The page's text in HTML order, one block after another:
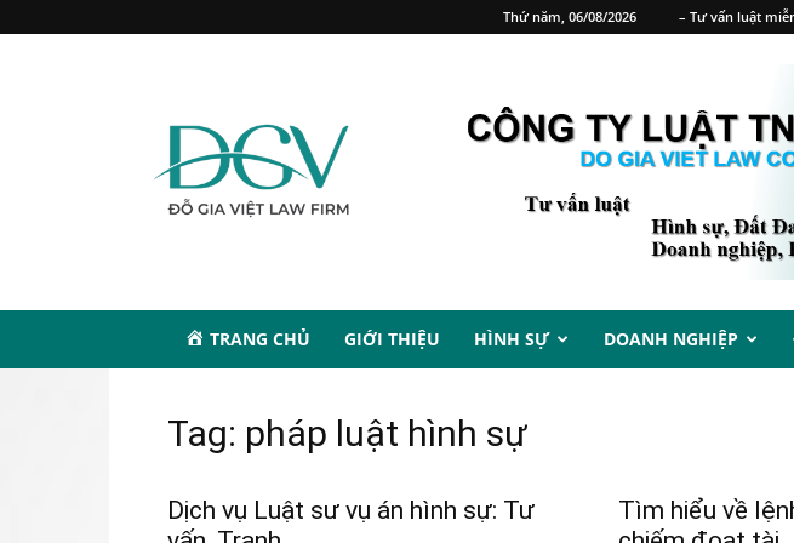
Thứ năm, 06/08/2026 – Tư vấn luật
TRANG CHỦ GIỚI THIỆU HÌNH SỰ DOANH NGHIỆP
Tag: pháp luật hình sự
Dịch vụ Luật sư vụ án hình sự: Tư
Tìm hiểu về